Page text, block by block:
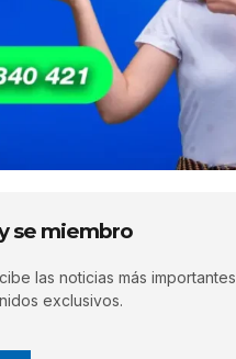
se miembro
las noticias más importantes,
exclusivos.